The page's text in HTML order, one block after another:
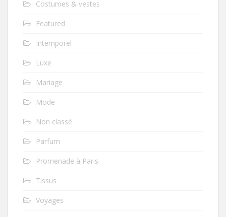
Costumes & vestes
Featured
Intemporel
Luxe
Mariage
Mode
Non classé
Parfum
Promenade à Paris
Tissus
Voyages